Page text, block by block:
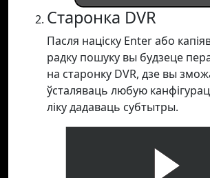
Старонка DVR
Пасля націску Enter або
радку пошуку вы будзеце
на старонку DVR, дзе вы
ўсталяваць любую
ліку дадаваць субтытры.